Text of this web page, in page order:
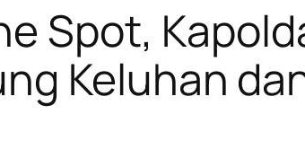
Spot,
Keluhan